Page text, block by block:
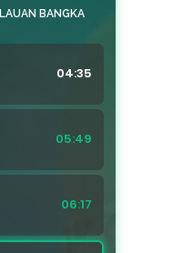
BANGKA
04:35
05:49
06:17